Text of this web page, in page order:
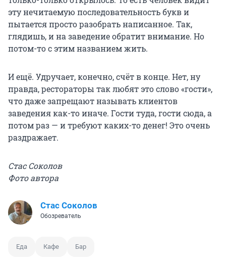
эту нечитаемую последовательность букв и
пытается просто разобрать написанное. Так,
глядишь, и на заведение обратит внимание. Но
потом-то с этим названием жить.
И ещё. Удручает, конечно, счёт в конце. Нет, ну
правда, рестораторы так любят это слово «гости»,
что даже запрещают называть клиентов
заведения как-то иначе. Гости туда, гости сюда, а
потом раз — и требуют каких-то денег! Это очень
раздражает.
Стас Соколов
Фото автора
Стас Соколов
Обозреватель
Еда Кафе Бар